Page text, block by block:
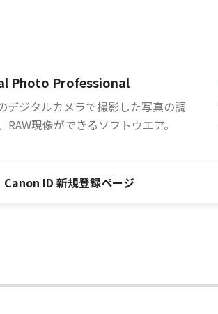
Photo Professional
デジタルカメラで撮影した写真の調
RAW現像ができるソフトウエア。
Canon ID 新規登録ページ